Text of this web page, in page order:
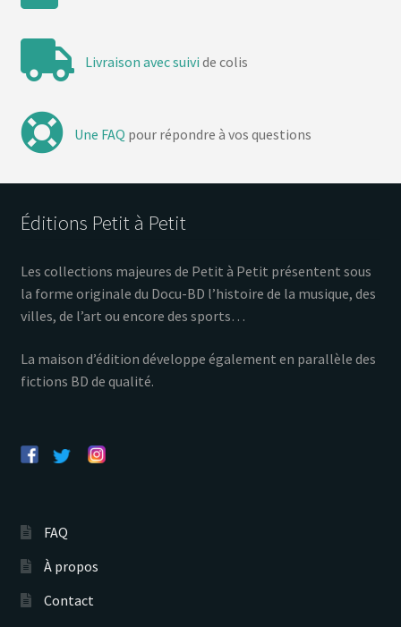
Livraison avec suivi de colis
Une FAQ pour répondre à vos questions
Éditions Petit à Petit
Les collections majeures de Petit à Petit présentent sous
la forme originale du Docu-BD l’histoire de la musique, des
villes, de l’art ou encore des sports…
La maison d’édition développe également en parallèle des
fictions BD de qualité.
FAQ
À propos
Contact